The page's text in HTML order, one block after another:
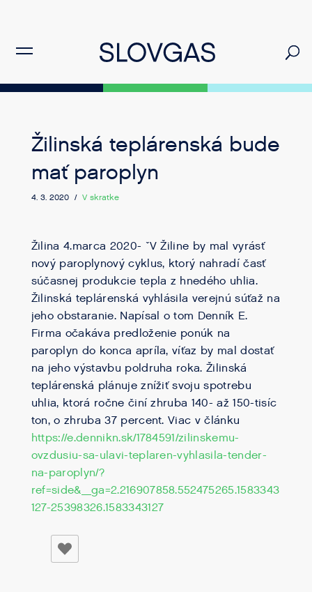
Žilinská teplárenská bude
mať paroplyn
4. 3. 2020 / V skratke
Žilina 4.marca 2020- ˇV Žiline by mal vyrásť
nový paroplynový cyklus, ktorý nahradí časť
súčasnej produkcie tepla z hnedého uhlia.
Žilinská teplárenská vyhlásila verejnú súťaž na
jeho obstaranie. Napísal o tom Denník E.
Firma očakáva predloženie ponúk na
paroplyn do konca apríla, víťaz by mal dostať
na jeho výstavbu poldruha roka. Žilinská
teplárenská plánuje znížiť svoju spotrebu
uhlia, ktorá ročne činí zhruba 140- až 150-tisíc
ton, o zhruba 37 percent. Viac v článku
https://e.dennikn.sk/1784591/zilinskemu-
ovzdusiu-sa-ulavi-teplaren-vyhlasila-tender-
na-paroplyn/?
ref=side&_ga=2.216907858.552475265.1583343
127-25398326.1583343127